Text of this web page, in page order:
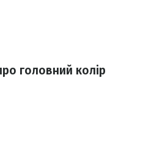
головний колір